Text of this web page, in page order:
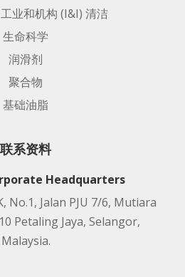
业和机构 (I&I) 清洁
生命科学
润滑剂
聚合物
基础油脂
联系资料
Headquarters
No.1, Jalan PJU 7/6, Mutiara
Petaling Jaya, Selangor,
Malaysia.